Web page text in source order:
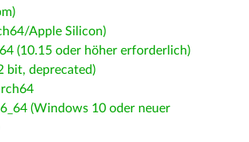
Apple Silicon)
(10.15 oder höher erforderlich)
bit, deprecated)
(Windows 10 oder neuer